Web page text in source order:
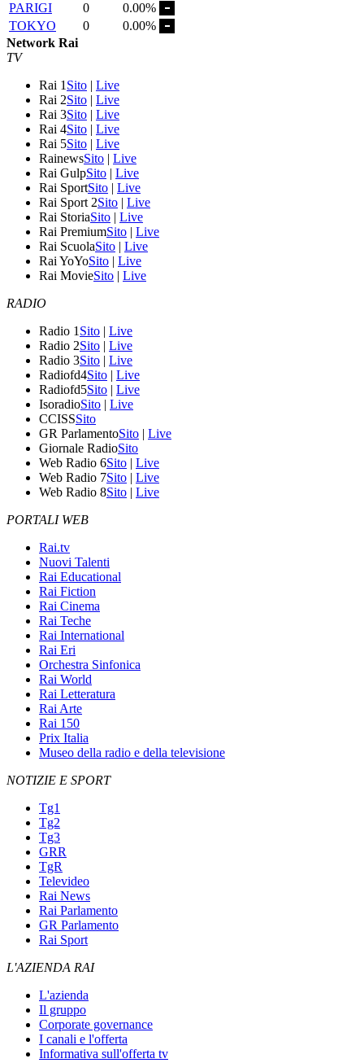
PARIGI
0
0.00%
TOKYO
0
0.00%
Network Rai
TV
Rai 1 Sito | Live
Rai 2Sito | Live
Rai 3Sito | Live
Rai 4Sito | Live
Rai 5Sito | Live
RainewsSito | Live
Rai GulpSito | Live
Rai SportSito | Live
Rai Sport 2Sito | Live
Rai StoriaSito | Live
Rai PremiumSito | Live
Rai ScuolaSito | Live
Rai YoYoSito | Live
Rai MovieSito | Live
RADIO
Radio 1 Sito | Live
Radio 2Sito | Live
Radio 3Sito | Live
Radiofd4Sito | Live
Radiofd5Sito | Live
IsoradioSito | Live
CCISSSito
GR ParlamentoSito | Live
Giornale RadioSito
Web Radio 6Sito | Live
Web Radio 7Sito | Live
Web Radio 8Sito | Live
PORTALI WEB
Rai.tv
Nuovi Talenti
Rai Educational
Rai Fiction
Rai Cinema
Rai Teche
Rai International
Rai Eri
Orchestra Sinfonica
Rai World
Rai Letteratura
Rai Arte
Rai 150
Prix Italia
Museo della radio e della televisione
NOTIZIE E SPORT
Tg1
Tg2
Tg3
GRR
TgR
Televideo
Rai News
Rai Parlamento
GR Parlamento
Rai Sport
L'AZIENDA RAI
L'azienda
Il gruppo
Corporate governance
I canali e l'offerta
Informativa sull'offerta tv